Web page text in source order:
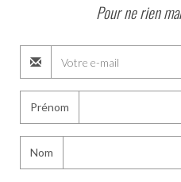
Pour ne rien
Prénom
Nom